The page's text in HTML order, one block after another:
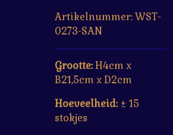
Artikelnummer:WST-
0273-SAN
Grootte:H4cm x
B21,5cm x D2cm
Hoeveelheid: ± 15
stokjes